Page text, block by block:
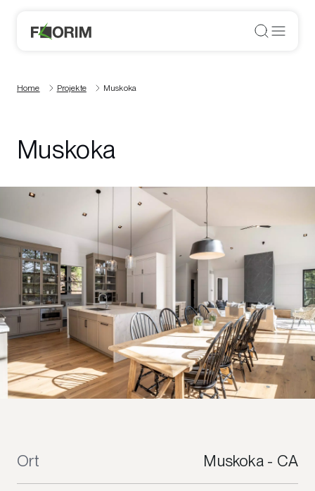
Home Projekte Muskoka
Muskoka
Ort Muskoka - CA